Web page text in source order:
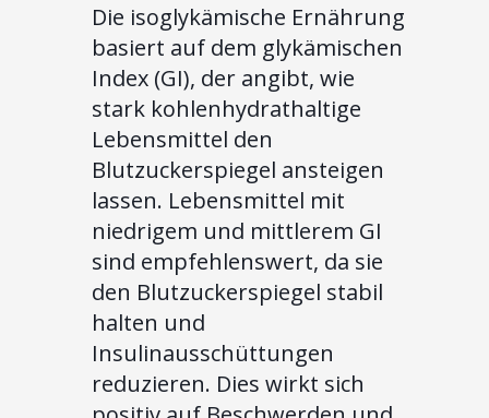
Die isoglykämische Ernährung
basiert auf dem glykämischen
Index (GI), der angibt, wie
stark kohlenhydrathaltige
Lebensmittel den
Blutzuckerspiegel ansteigen
lassen. Lebensmittel mit
niedrigem und mittlerem GI
sind empfehlenswert, da sie
den Blutzuckerspiegel stabil
halten und
Insulinausschüttungen
reduzieren. Dies wirkt sich